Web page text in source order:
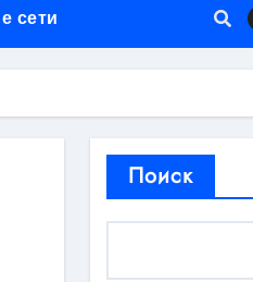
и депиляции
сети
Поиск